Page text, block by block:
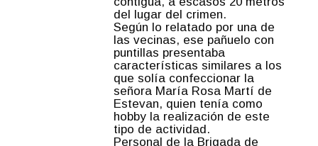
del lugar del crimen.
Según lo relatado por una de
las vecinas, ese pañuelo con
puntillas presentaba
características similares a los
que solía confeccionar la
señora María Rosa Martí de
Estevan, quien tenía como
hobby la realización de este
tipo de actividad.
Personal de la Brigada de